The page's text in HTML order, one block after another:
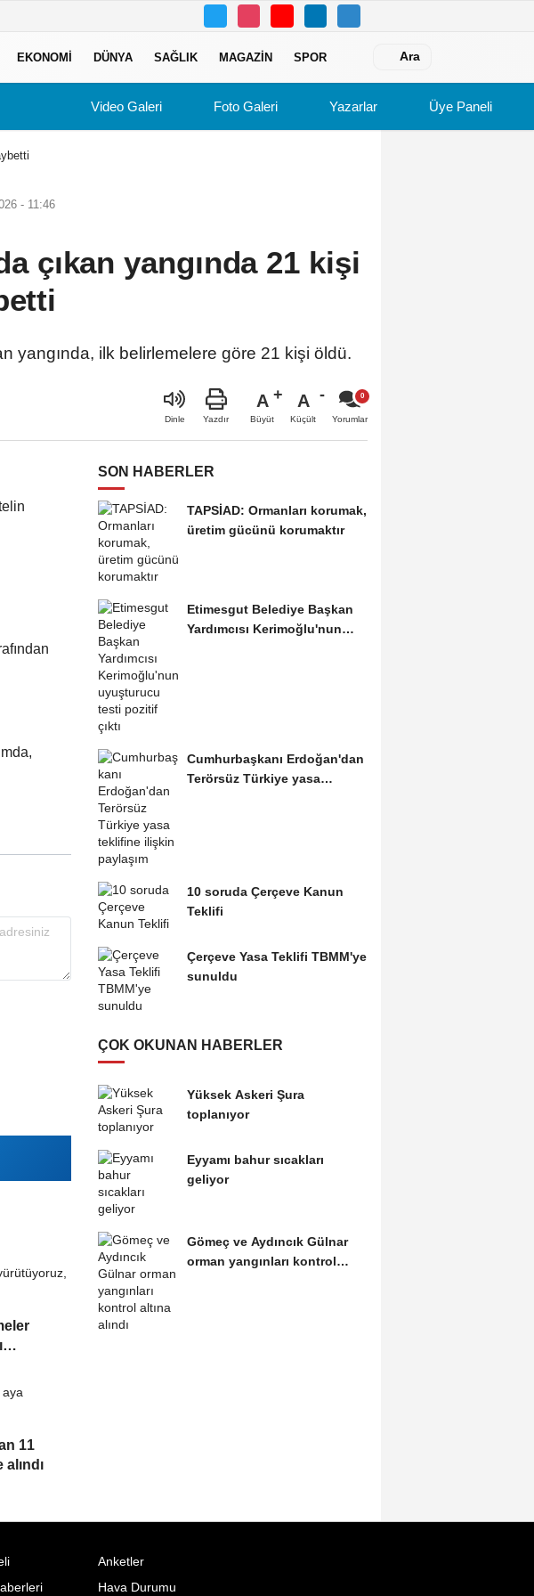
EKONOMI DÜNYA SAĞLIK MAGAZIN SPOR Ara
Video Galeri Foto Galeri Yazarlar Üye Paneli
- 11:46
çıkan yangında 21 kişi
yangında, ilk belirlemelere göre 21 kişi öldü.
Dinle Yazdır
A
Büyüt
A
Küçült Yorumlar
11
SON HABERLER
TAPSİAD: Ormanları korumak,
üretim gücünü korumaktır
Etimesgut Belediye Başkan
Yardımcısı Kerimoğlu'nun
Cumhurbaşkanı Erdoğan'dan
Terörsüz Türkiye yasa
10 soruda Çerçeve Kanun
Teklifi
Çerçeve Yasa Teklifi TBMM'ye
sunuldu
ÇOK OKUNAN HABERLER
Yüksek Askeri Şura
toplanıyor
Eyyamı bahur sıcakları
geliyor
Gömeç ve Aydıncık Gülnar
orman yangınları kontrol
Anketler
Hava Durumu